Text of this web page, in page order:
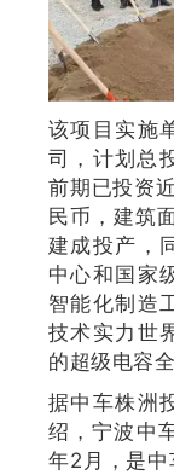
该项目实施
司，计划总
前期已投资
民币，建筑
建成投产，
中心和国家
智能化制造
技术实力世
的超级电容
据中车株洲
绍，宁波中
年2月，是